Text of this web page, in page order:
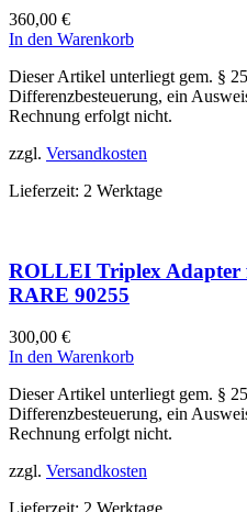
360,00 €
In den Warenkorb
Dieser Artikel unterliegt gem. §
Differenzbesteuerung, ein
Rechnung erfolgt nicht.
zzgl. Versandkosten
Lieferzeit: 2 Werktage
ROLLEI Triplex Adapter
RARE 90255
300,00 €
In den Warenkorb
Dieser Artikel unterliegt gem. §
Differenzbesteuerung, ein
Rechnung erfolgt nicht.
zzgl. Versandkosten